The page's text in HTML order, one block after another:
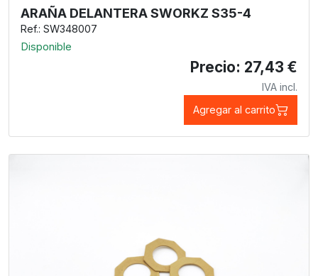
ARAÑA DELANTERA SWORKZ S35-4
Ref.: SW348007
Disponible
Precio: 27,43 €
IVA incl.
Agregar al carrito